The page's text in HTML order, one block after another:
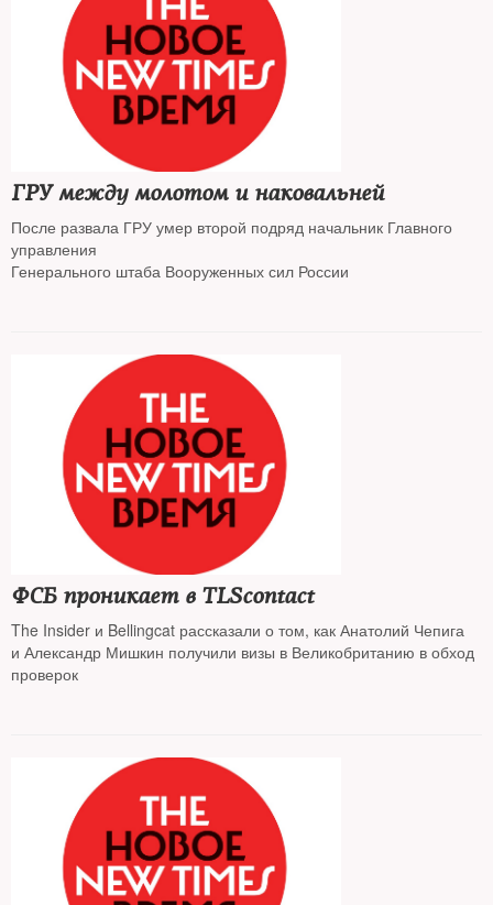
ГРУ между молотом и наковальней
После развала ГРУ умер второй подряд начальник Главного
управления
Генерального штаба Вооруженных сил России
ФСБ проникает в TLScontact
The Insider и Bellingcat рассказали о том, как Анатолий Чепига
и Александр Мишкин получили визы в Великобританию в обход
проверок